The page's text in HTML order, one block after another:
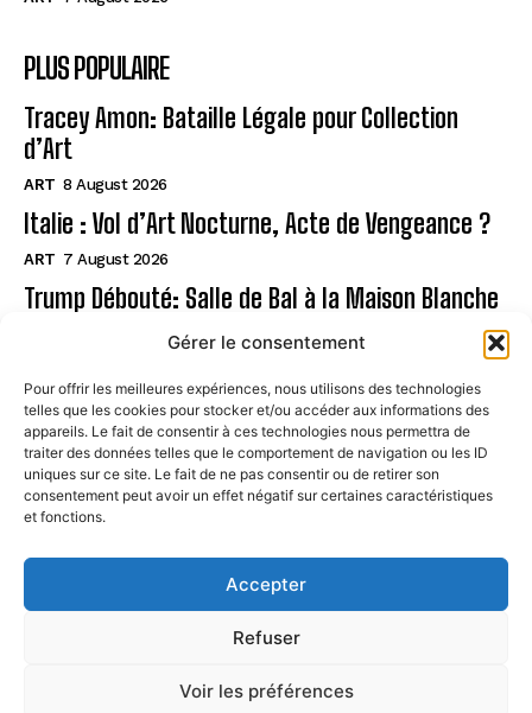
Gérer le consentement
Pour offrir les meilleures expériences, nous utilisons des technologies
telles que les cookies pour stocker et/ou accéder aux informations des
appareils. Le fait de consentir à ces technologies nous permettra de
traiter des données telles que le comportement de navigation ou les ID
uniques sur ce site. Le fait de ne pas consentir ou de retirer son
consentement peut avoir un effet négatif sur certaines caractéristiques
et fonctions.
Accepter
Refuser
Voir les préférences
PLUS POPULAIRE
Tracey Amon: Bataille Légale pour Collection
d’Art
ART 8 August 2026
Italie : Vol d’Art Nocturne, Acte de Vengeance ?
ART 7 August 2026
Trump Débouté: Salle de Bal à la Maison Blanche
Page
CONTACT
MENTIONS LÉGALES